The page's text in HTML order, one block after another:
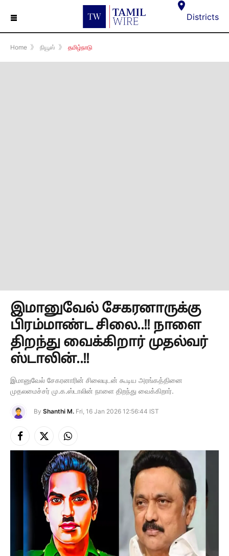
☰ Districts
Home 》 நியூஸ் 》 தமிழ்நாடு
இமானுவேல் சேகரனாருக்கு
பிரம்மாண்ட சிலை..!! நாளை
திறந்து வைக்கிறார் முதல்வர்
ஸ்டாலின்..!!
இமானுவேல் சேகரனாரின் சிலையுடன் கூடிய அரங்கத்தினை
முதலமைச்சர் மு.க.ஸ்டாலின் நாளை திறந்து வைக்கிறார்.
By Shanthi M. Fri, 16 Jan 2026 12:56:44 IST
Facebook
X
(Twitter)
Instagram